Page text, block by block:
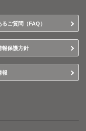
るご質問（FAQ）
報保護方針
報